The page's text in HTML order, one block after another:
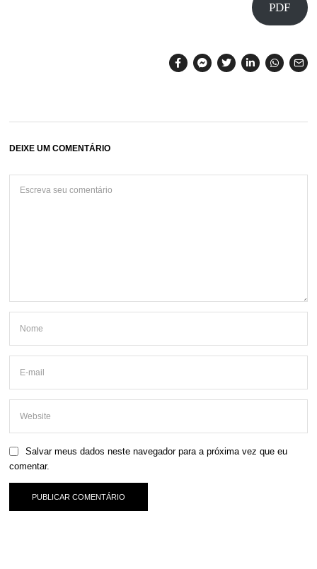
PDF
DEIXE UM COMENTÁRIO
Salvar meus dados neste navegador para a próxima vez que eu
comentar.